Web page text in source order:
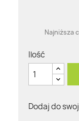
Najniższa
Ilość
Dodaj do